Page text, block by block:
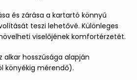
és zárása a kartartó könnyű
teszi lehetővé. Különleges
viselőjének komfortérzetét.
hosszúsága alapján
könyékig mérendő).